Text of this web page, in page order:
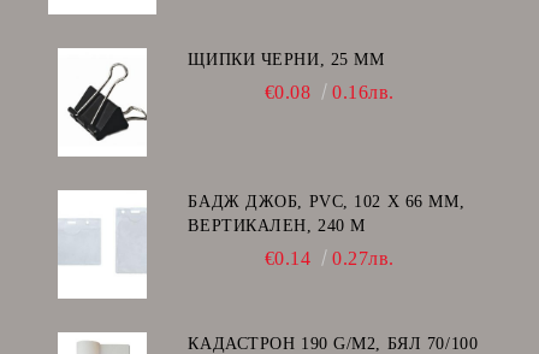
ЩИПКИ ЧЕРНИ, 25 ММ
€0.08 0.16лв.
БАДЖ ДЖОБ, PVC, 102 Х 66 ММ,
ВЕРТИКАЛЕН, 240 Μ
€0.14 0.27лв.
КАДАСТРОН 190 G/M2, БЯЛ 70/100